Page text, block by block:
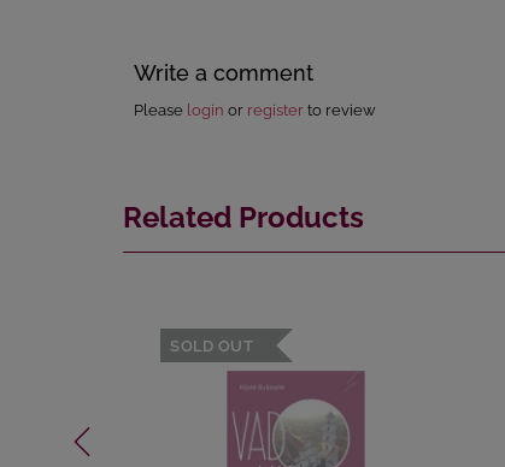
Write a comment
Please login or register to review
Related Products
SOLD OUT